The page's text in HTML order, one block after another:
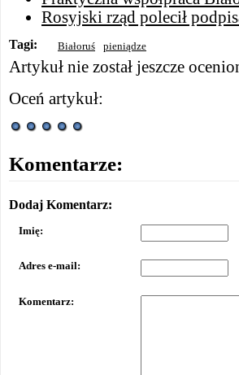
Rosyjski rząd polecił
Tagi: Białoruś pieniądze
Artykuł nie został jeszcze
Oceń artykuł:
Komentarze:
Dodaj Komentarz:
Imię:
Adres e-mail:
Komentarz: